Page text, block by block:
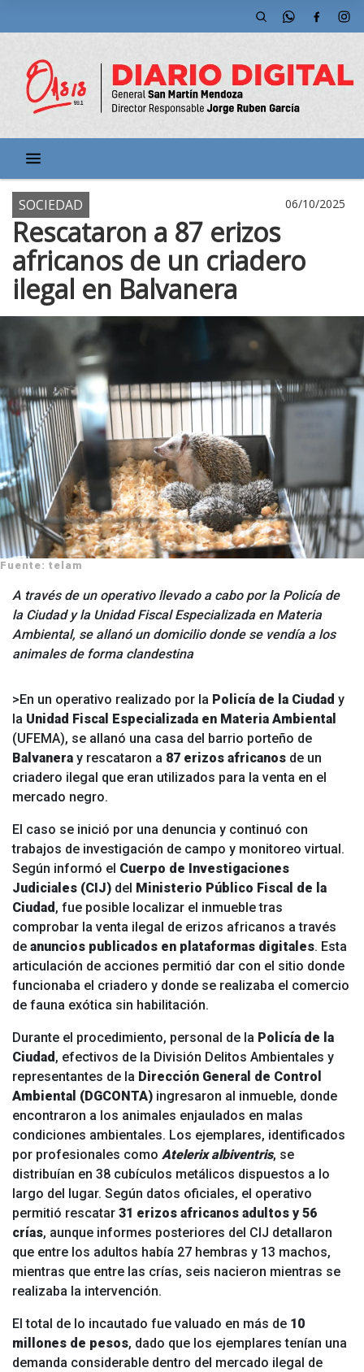
SOCIEDAD 06/10/2025
Rescataron a 87 erizos
africanos de un criadero
ilegal en Balvanera
Fuente: telam
A través de un operativo llevado a cabo por la Policía de
la Ciudad y la Unidad Fiscal Especializada en Materia
Ambiental, se allanó un domicilio donde se vendía a los
animales de forma clandestina
>En un operativo realizado por la Policía de la Ciudad y
la Unidad Fiscal Especializada en Materia Ambiental
(UFEMA), se allanó una casa del barrio porteño de
Balvanera y rescataron a 87 erizos africanos de un
criadero ilegal que eran utilizados para la venta en el
mercado negro.
El caso se inició por una denuncia y continuó con
trabajos de investigación de campo y monitoreo virtual.
Según informó el Cuerpo de Investigaciones
Judiciales (CIJ) del Ministerio Público Fiscal de la
Ciudad , fue posible localizar el inmueble tras
comprobar la venta ilegal de erizos africanos a través
de anuncios publicados en plataformas digitales. Esta
articulación de acciones permitió dar con el sitio donde
funcionaba el criadero y donde se realizaba el comercio
de fauna exótica sin habilitación.
Durante el procedimiento, personal de la Policía de la
Ciudad , efectivos de la División Delitos Ambientales y
representantes de la Dirección General de Control
Ambiental (DGCONTA) ingresaron al inmueble, donde
encontraron a los animales enjaulados en malas
condiciones ambientales. Los ejemplares, identificados
por profesionales como Atelerix albiventris, se
distribuían en 38 cubículos metálicos dispuestos a lo
largo del lugar. Según datos oficiales, el operativo
permitió rescatar 31 erizos africanos adultos y 56
crías, aunque informes posteriores del CIJ detallaron
que entre los adultos había 27 hembras y 13 machos,
mientras que entre las crías, seis nacieron mientras se
realizaba la intervención.
El total de lo incautado fue valuado en más de 10
millones de pesos, dado que los ejemplares tenían una
demanda considerable dentro del mercado ilegal de